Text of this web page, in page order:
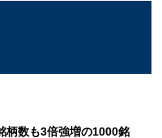
柄数も3倍強増の1000銘